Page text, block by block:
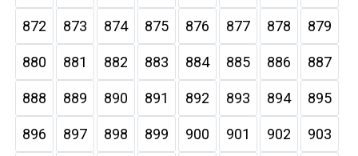
872 873 874 875 876 877 878 879
880 881 882 883 884 885 886 887
888 889 890 891 892 893 894 895
896 897 898 899 900 901 902 903